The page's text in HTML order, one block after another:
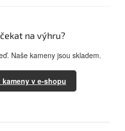
na výhru?
Naše kameny jsou skladem.
v e-shopu